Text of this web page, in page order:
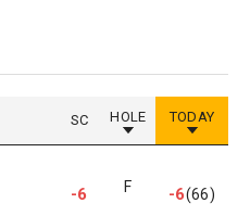
SC HOLE TODAY
-6 F -6(66)